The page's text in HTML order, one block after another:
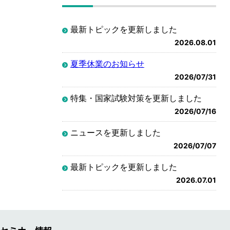
最新トピックを更新しました
2026.08.01
夏季休業のお知らせ
2026/07/31
特集・国家試験対策を更新しました
2026/07/16
ニュースを更新しました
2026/07/07
最新トピックを更新しました
2026.07.01